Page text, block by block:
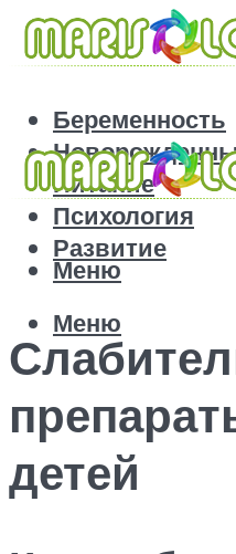
Беременность
Питание
Психология
Развитие
Меню
Меню
детей